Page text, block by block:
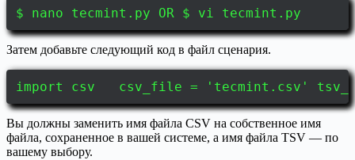
$ nano tecmint.py OR $ vi tecmint.py
Затем добавьте следующий код в файл сценария.
import csv csv_file = 'tecmint.csv'
Вы должны заменить имя файла CSV на собственное имя
файла, сохраненное в вашей системе, а имя файла TSV — по
вашему выбору.